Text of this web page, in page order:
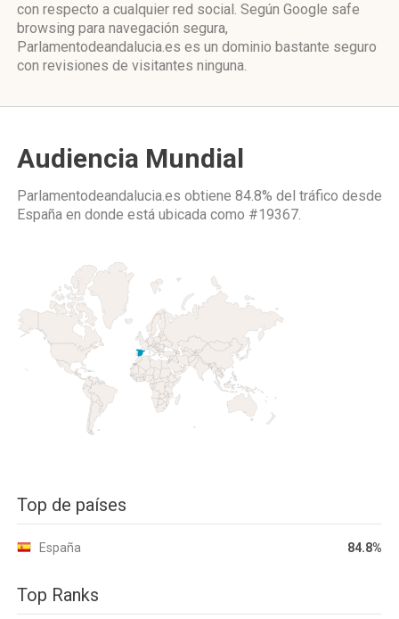
con respecto a cualquier red social. Según Google safe
browsing para navegación segura,
Parlamentodeandalucia.es es un dominio bastante seguro
con revisiones de visitantes ninguna.
Audiencia Mundial
Parlamentodeandalucia.es obtiene 84.8% del tráfico desde
España en donde está ubicada como #19367.
Top de países
España 84.8%
Top Ranks